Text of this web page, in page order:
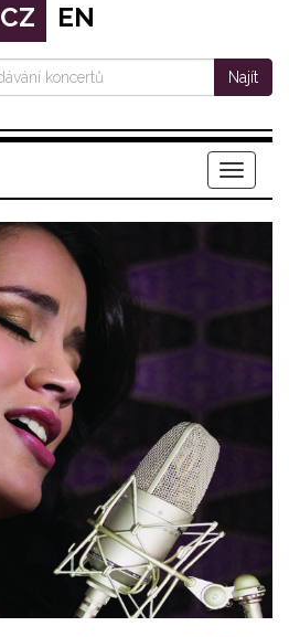
CZ EN
Najít
Menu